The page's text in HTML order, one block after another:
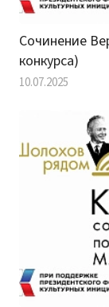
Сочинение
конкурса)
10.07.2025